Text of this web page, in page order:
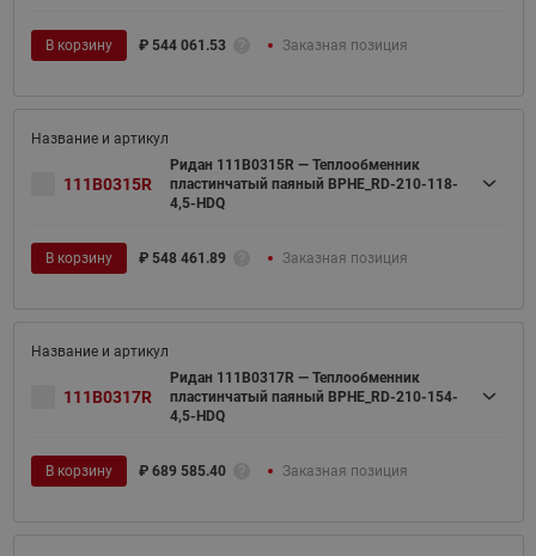
В корзину ₽ 544 061.53 Заказная позиция
111B0315R
Ридан 111B0315R — Теплообменник
пластинчатый паяный BPHE_RD-210-118-
4,5-HDQ
В корзину ₽ 548 461.89 Заказная позиция
111B0317R
Ридан 111B0317R — Теплообменник
пластинчатый паяный BPHE_RD-210-154-
4,5-HDQ
В корзину ₽ 689 585.40 Заказная позиция